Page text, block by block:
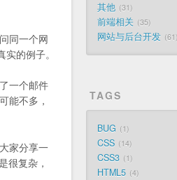
同一个网
的例子。
一个邮件
能不多，
家分享一
很复杂，
其他 31
前端相关 35
网站与后台开发 61
TAGS
BUG 1
CSS 14
CSS3 1
HTML5 4